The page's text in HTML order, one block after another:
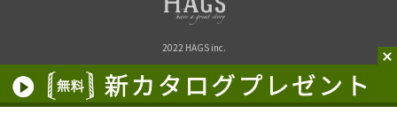
2022 HAGS inc.